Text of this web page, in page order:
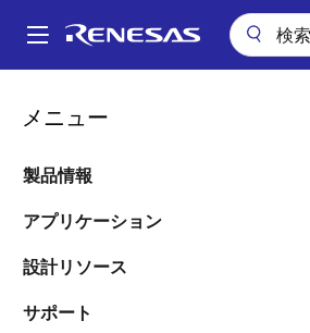
ン
Main
メニュー
製品情報
アプリケーション
設計リソース
サポート
パ
ン
く
ず
クラウド対応や家庭内配信向けに超小型「IP
クラウド対応や家
向けに超小型「IP
ーク対応STB」リ
スボードを提供開